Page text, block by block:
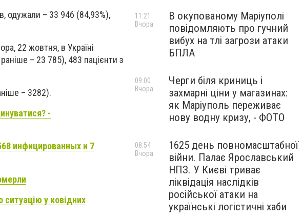
одужали – 33 946 (84,93%),
22 жовтня, в Україні
– 23 785), 483 пацієнти з
– 3282).
-
инфицированных и 7
ситуацію у ковідних
В окупованому Маріуполі
повідомляють про гучний
вибух на тлі загрози атаки
БПЛА
11:21
Вчора
Черги біля криниць і
захмарні ціни у магазинах:
як Маріуполь переживає
нову водну кризу, - ФОТО
09:00
Вчора
1625 день повномасштабної
війни. Палає Ярославський
НПЗ. У Києві триває
ліквідація наслідків
російської атаки на
українські логістичні хаби
08:54
Вчора